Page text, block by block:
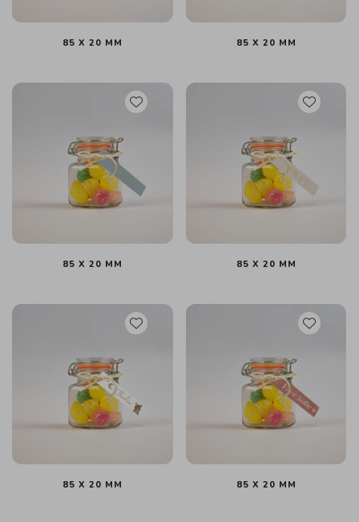
85 X 20 MM 85 X 20 MM
85 X 20 MM 85 X 20 MM
85 X 20 MM 85 X 20 MM